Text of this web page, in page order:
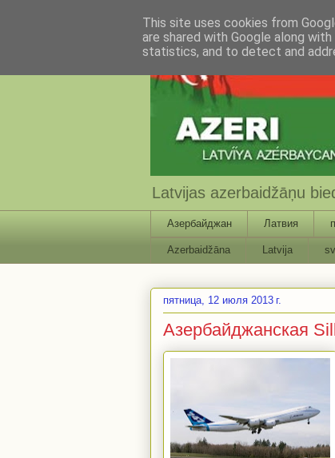
Latvijas azerbaidžāņu
Азербайджан Латвия
Azerbaidžāna Latvija
пятница, 12 июля 2013 г.
Азербайджанская
This site uses cookies from
are shared with Google along
statistics, and to detect and